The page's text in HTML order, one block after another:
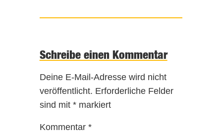
Schreibe einen Kommentar
Deine E-Mail-Adresse wird nicht
veröffentlicht. Erforderliche Felder
sind mit *markiert
Kommentar *